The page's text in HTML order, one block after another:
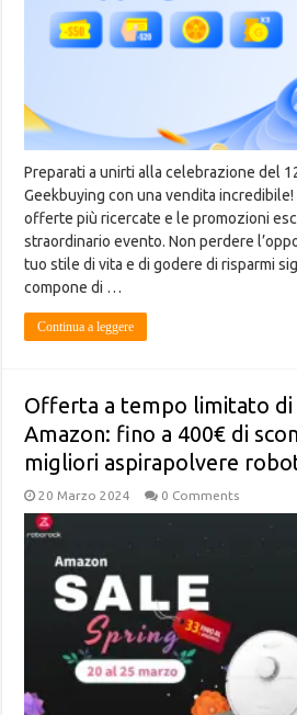
Preparati a unirti alla celebrazione del
Geekbuying con una vendita
offerte più ricercate e le promozioni
straordinario evento. Non perdere
tuo stile di vita e di godere di risparmi
compone di …
Continua a leggere
Offerta a tempo limitato di
Amazon: fino a 400€ di
migliori aspirapolvere
20 Marzo 2024 0 Comments